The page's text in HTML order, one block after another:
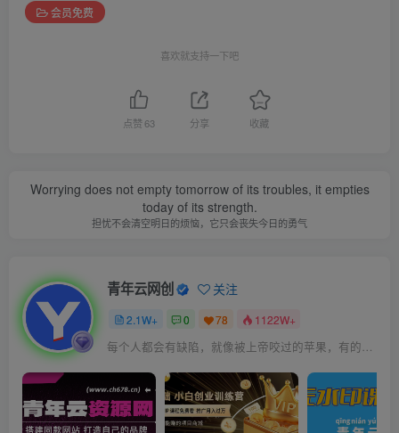
会员免费
喜欢就支持一下吧
点赞63 分享 收藏
Worrying does not empty tomorrow of its troubles, it empties
today of its strength.
担忧不会清空明日的烦恼，它只会丧失今日的勇气
青年云网创 关注
2.1W+ 0 78 1122W+
每个人都会有缺陷，就像被上帝咬过的苹果，有的人缺陷比较大，正是因为上帝特别喜欢他的芬芳